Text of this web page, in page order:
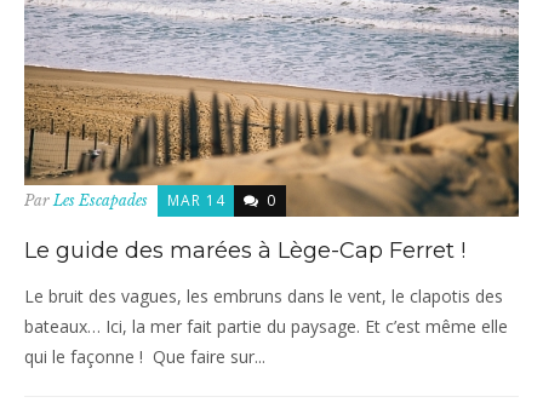
ParLes Escapades MAR 14 0
Le guide des marées à Lège-Cap Ferret !
Le bruit des vagues, les embruns dans le vent, le clapotis des
bateaux… Ici, la mer fait partie du paysage. Et c’est même elle
qui le façonne ! Que faire sur...